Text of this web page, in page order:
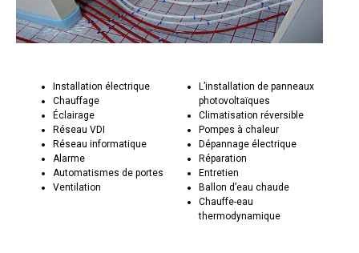
Installation électrique
Chauffage
Éclairage
Réseau VDI
Réseau informatique
Alarme
Automatismes de portes
Ventilation
L’installation de panneaux
photovoltaïques
Climatisation réversible
Pompes à chaleur
Dépannage électrique
Réparation
Entretien
Ballon d’eau chaude
Chauffe-eau
thermodynamique